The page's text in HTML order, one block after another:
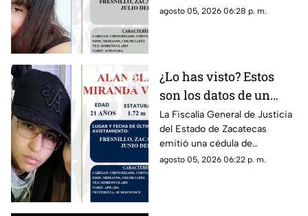
Fresnillo, Zacatecas; La Fiscalía
agosto 05, 2026 06:28 p. m.
¿Lo has visto? Estos
son los datos de un
joven de 21 años
desaparecido en
Fresnillo, Zacatecas
La Fiscalía General de Justicia
del Estado de Zacatecas
emitió una cédula de
búsqueda para localizar a Alan
agosto 05, 2026 06:22 p. m.